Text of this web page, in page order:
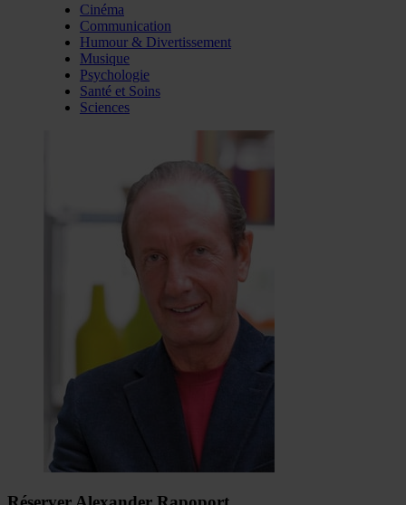
Cinéma
Communication
Humour & Divertissement
Musique
Psychologie
Santé et Soins
Sciences